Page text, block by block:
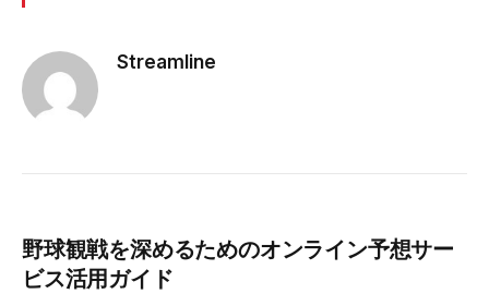
Streamline
野球観戦を深めるためのオンライン予想サー
ビス活用ガイド